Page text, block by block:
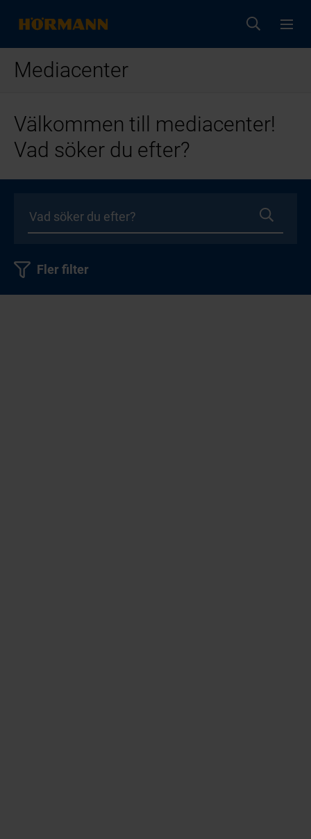
Mediacenter
Välkommen till mediacenter!
Vad söker du efter?
Fler filter